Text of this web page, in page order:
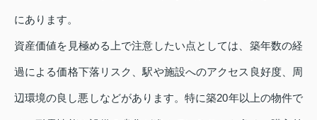
にあります。
資産価値を見極める上で注意したい点としては、築年数の経
過による価格下落リスク、駅や施設へのアクセス良好度、周
辺環境の良し悪しなどがあります。特に築20年以上の物件で